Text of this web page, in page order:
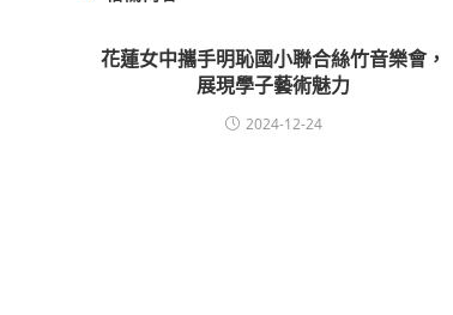
花蓮女中攜手明恥國小聯合絲竹音樂會，
展現學子藝術魅力
2024-12-24